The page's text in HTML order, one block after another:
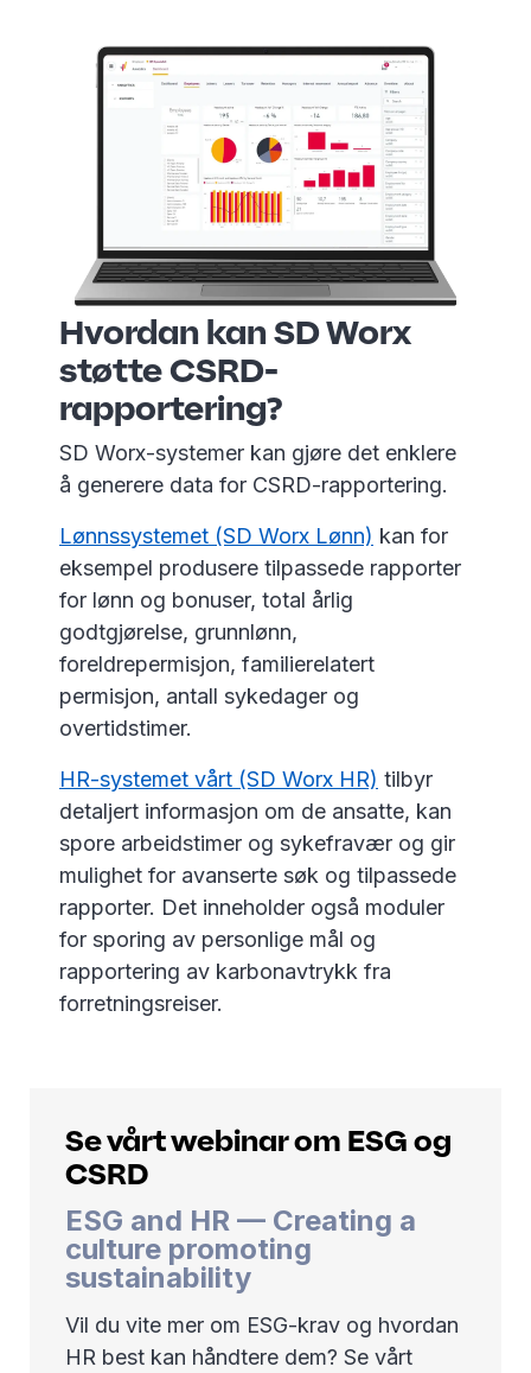
Hvordan kan SD Worx
støtte CSRD-
rapportering?
SD Worx-systemer kan gjøre det enklere
å generere data for CSRD-rapportering.
Lønnssystemet (SD Worx Lønn) kan for
eksempel produsere tilpassede rapporter
for lønn og bonuser, total årlig
godtgjørelse, grunnlønn,
foreldrepermisjon, familierelatert
permisjon, antall sykedager og
overtidstimer.
HR-systemet vårt (SD Worx HR) tilbyr
detaljert informasjon om de ansatte, kan
spore arbeidstimer og sykefravær og gir
mulighet for avanserte søk og tilpassede
rapporter. Det inneholder også moduler
for sporing av personlige mål og
rapportering av karbonavtrykk fra
forretningsreiser.
Se vårt webinar om ESG og
CSRD
ESG and HR — Creating a
culture promoting
sustainability
Vil du vite mer om ESG-krav og hvordan
HR best kan håndtere dem? Se vårt